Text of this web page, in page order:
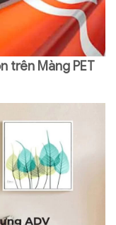
trên Màng PET